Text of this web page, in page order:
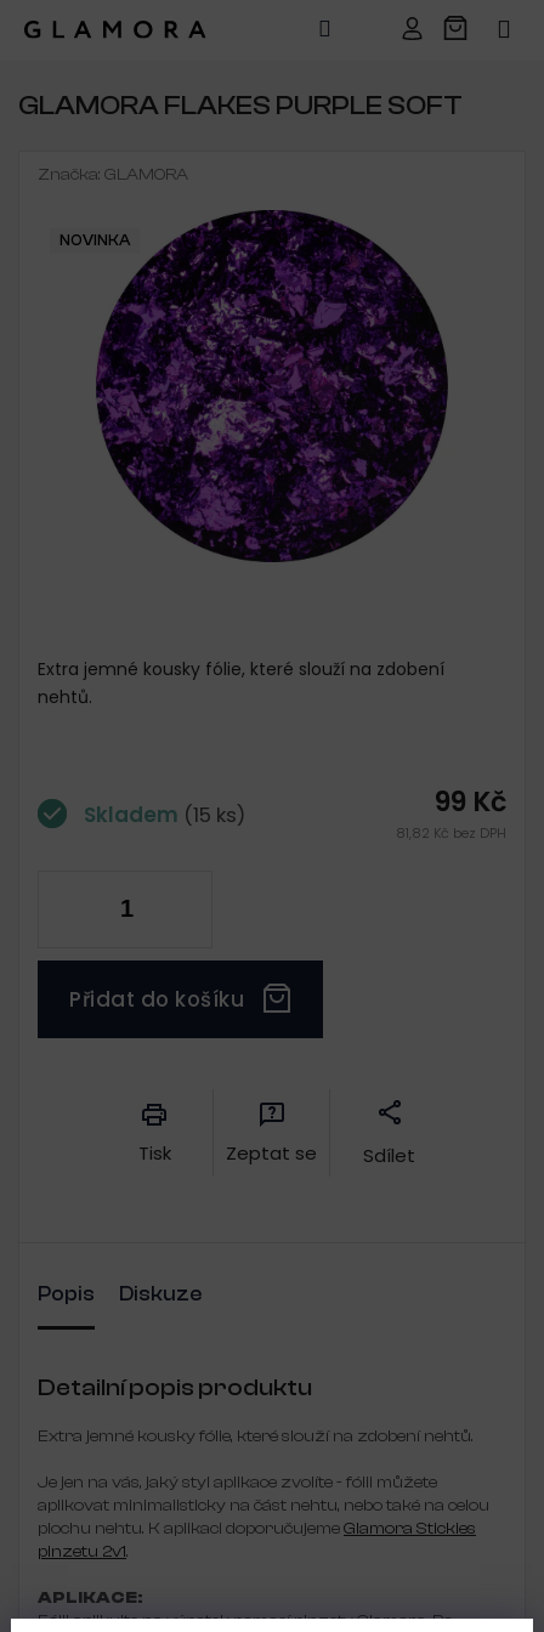
obsah
GLAMORA FLAKES PURPLE SOFT
Značka: GLAMORA
NOVINKA
99 Kč
81,82 Kč bez DPH
Skladem (15 ks)
Přidat do košíku
Extra jemné kousky fólie, které slouží na zdobení
nehtů.
Tisk Zeptat se Sdílet
Popis Diskuze
Detailní popis produktu
Extra jemné kousky fólie, které slouží na zdobení nehtů.
Je jen na vás, jaký styl aplikace zvolíte - fólii můžete
aplikovat minimalisticky na část nehtu, nebo také na celou
plochu nehtu. K aplikaci doporučujemeGlamora Stickies
pinzetu 2v1.
APLIKACE:
Fólii aplikujte na výpotek pomocí pinzety Glamora. Po